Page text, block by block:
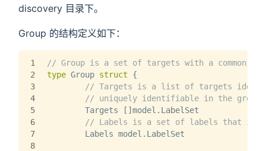
discovery 目录下。
Group 的结构定义如下：
1
2
3
4
5
6
7
8
// Group is a set of targets with a common
type Group struct {
// Targets is a list of targets
// uniquely identifiable in the group
	Targets []model.LabelSet
// Labels is a set of labels that is
	Labels model.LabelSet